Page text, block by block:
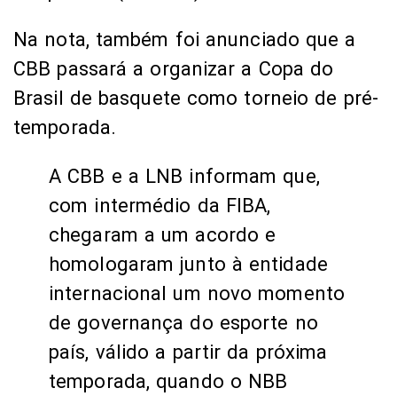
Na nota, também foi anunciado que a
CBB passará a organizar a Copa do
Brasil de basquete como torneio de pré-
temporada.
A CBB e a LNB informam que,
com intermédio da FIBA,
chegaram a um acordo e
homologaram junto à entidade
internacional um novo momento
de governança do esporte no
país, válido a partir da próxima
temporada, quando o NBB